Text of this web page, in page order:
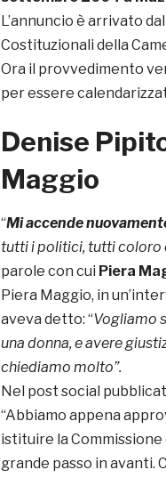
L’annuncio è arrivato
Costituzionali della
Ora il provvedimento
per essere
Denise
Maggio
“Mi accende
tutti i politici, tutti coloro
parole con cui Piera
Piera Maggio, in
aveva detto: “Vogliamo
una donna, e avere
chiediamo molto”.
Nel post social
“Abbiamo appena
istituire la Commissione
grande passo in avanti.